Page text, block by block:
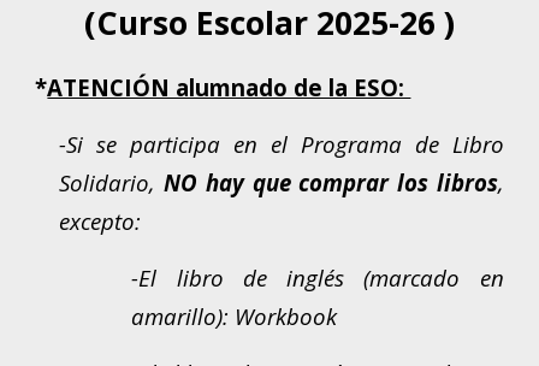
(Curso Escolar 2025-26 )
*ATENCIÓN alumnado de la ESO:
-Si se participa en el Programa de Libro
Solidario,NO hay que comprar los libros,
excepto:
-El libro de inglés (marcado en
amarillo): Workbook